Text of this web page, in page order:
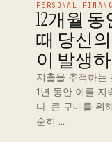
PERSONAL
12개월
때 당신
이 발생
지출을 추적하는
1년 동안 이를 지
다. 큰 구매를 위
순히 …